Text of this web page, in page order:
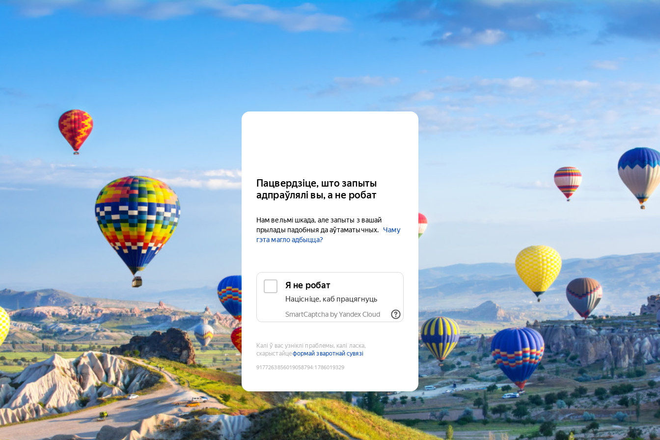
Пацвердзіце, што запыты
адпраўлялі вы, а не робат
Нам вельмі шкада, але запыты з вашай
прылады падобныя да аўтаматычных.
Чаму
гэта магло адбыцца?
Я не робат
Націсніце, каб працягнуць
SmartCaptcha by Yandex Cloud
Калі ў вас узніклі праблемы, калі ласка,
скарыстайцеформай зваротнай сувязі
9177263856019058794:1786019329